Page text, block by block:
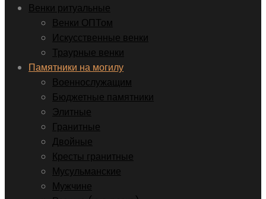
Венки ритуальные
Венки ОПТом
Искусственные венки
Траурные венки
Памятники на могилу
Военнослужащим
Бюджетные памятники
Элитные
Гранитные
Двойные
Кресты гранитные
Мусульманские
Мужчине